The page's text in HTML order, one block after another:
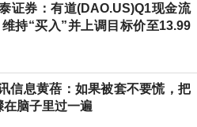
证券：有道(DAO.US)Q1现金流
持“买入”并上调目标价至13.99
信息黄蓓：如果被套不要慌，把
在脑子里过一遍